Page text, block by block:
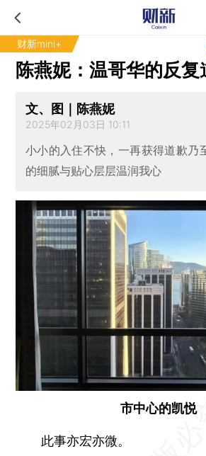
财新mini+
陈燕妮：温哥华的反
文、图｜陈燕妮
2025年02月03日 10:11
小小的入住不快，一再获得道歉乃
的细腻与贴心层层温润我心
市中心的凯悦
此事亦宏亦微。